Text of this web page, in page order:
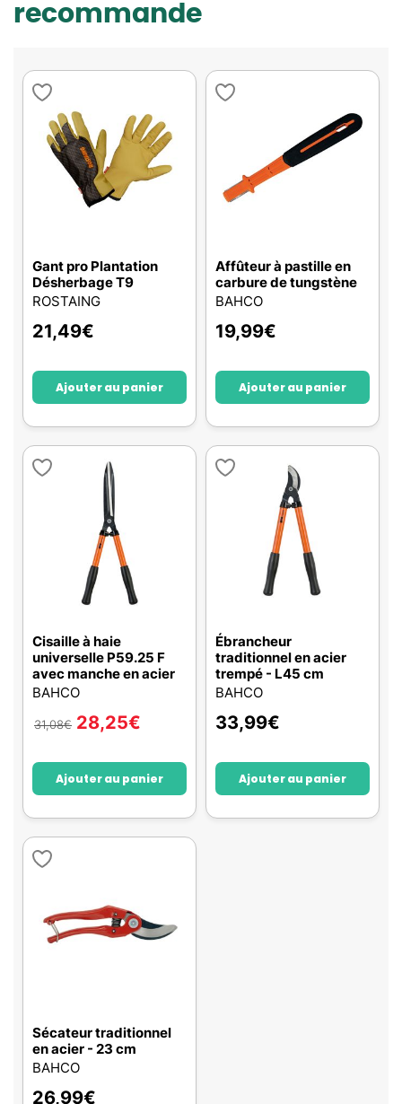
recommande
Gant pro Plantation
Désherbage T9
ROSTAING
21,49€
Ajouter au panier
Affûteur à pastille en
carbure de tungstène
BAHCO
19,99€
Ajouter au panier
Cisaille à haie
universelle P59.25 F
avec manche en acier
BAHCO
31,08€ 28,25€
Ajouter au panier
Ébrancheur
traditionnel en acier
trempé - L45 cm
BAHCO
33,99€
Ajouter au panier
Sécateur traditionnel
en acier - 23 cm
BAHCO
26,99€